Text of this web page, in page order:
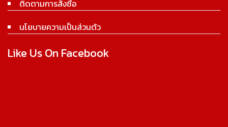
ติดตามการสั่งซื้อ
นโยบายความเป็นส่วนตัว
Like Us On Facebook